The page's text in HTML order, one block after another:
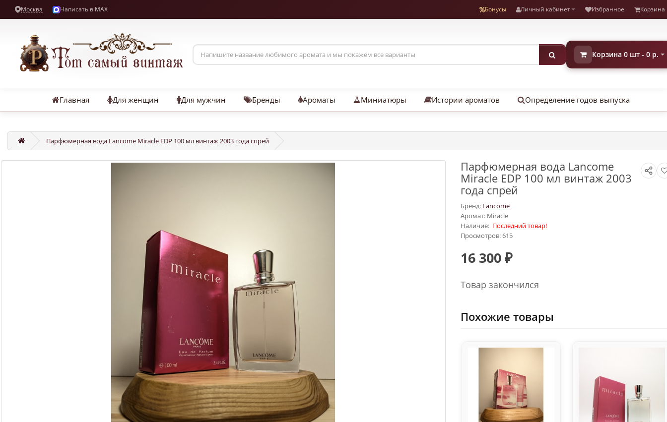
Москва Написать в MAX Бонусы Личный кабинет Избранное Корзина
Корзина 0 шт - 0 р.
Главная Для женщин Для мужчин Бренды Ароматы Миниатюры Истории ароматов Определение годов выпуска
Парфюмерная вода Lancome Miracle EDP 100 мл винтаж 2003 года спрей
Парфюмерная вода Lancome
Miracle EDP 100 мл винтаж 2003
года спрей
Бренд: Lancome
Аромат: Miracle
Наличие: Последний товар!
Просмотров: 615
16 300 ₽
Товар закончился
Похожие товары